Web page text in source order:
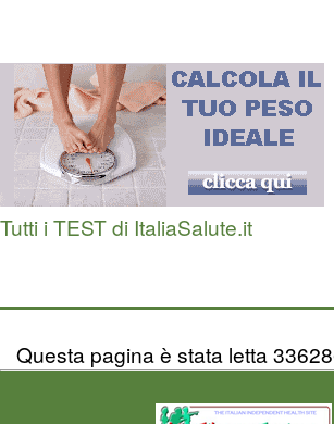
Tutti i TEST di ItaliaSalute.it
Questa pagina è stata letta